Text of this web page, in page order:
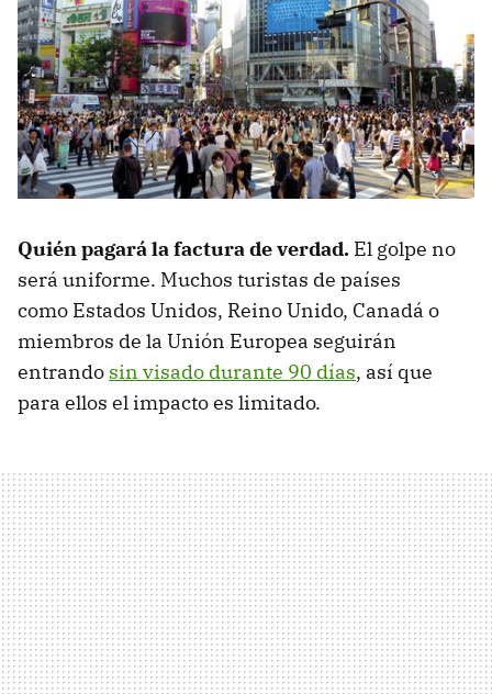
Quién pagará la factura de verdad. El golpe no
será uniforme. Muchos turistas de países
como Estados Unidos, Reino Unido, Canadá o
miembros de la Unión Europea seguirán
entrando sin visado durante 90 días, así que
para ellos el impacto es limitado.